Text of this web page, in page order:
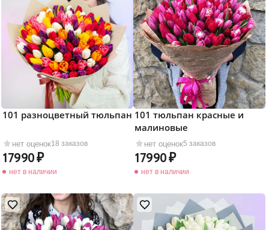
нет оценок18 заказов
101 разноцветный тюльпан
17990
нет в наличии
нет оценок5 заказов
101 тюльпан красные и
малиновые
17990
нет в наличии